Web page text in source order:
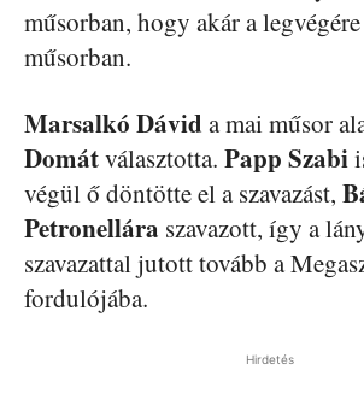
műsorban, hogy akár a
műsorban.
Marsalkó Dávid a mai műsor
Domátválasztotta. Papp Szabi
végül ő döntötte el a szavazást,
Petronellára szavazott, így a
szavazattal jutott tovább a
fordulójába.
Hirdetés